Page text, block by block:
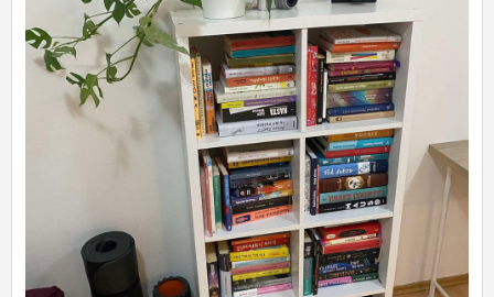
BLOGY
OBRÁZKY
ĽUDIA
MÔJ PROFIL
NASTAVENIA
ROLETA